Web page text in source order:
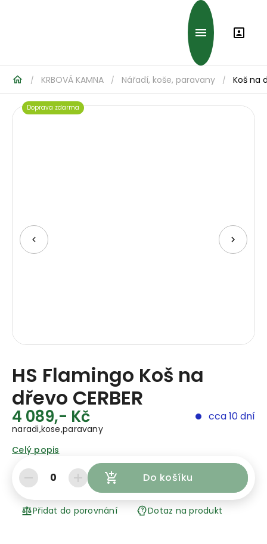
/ KRBOVÁ KAMNA / Nářadí, koše, paravany / Koš na
Doprava zdarma
HS Flamingo Koš na
dřevo CERBER
4 089,- Kč cca 10 dní
naradi,kose,paravany
Celý popis
0 Do košíku
Přidat do porovnání Dotaz na produkt